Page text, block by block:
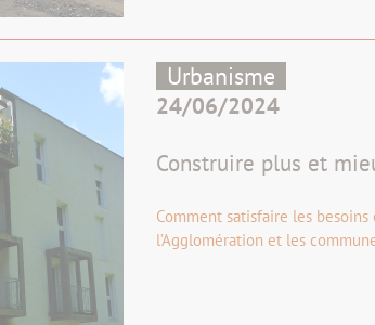
Urbanisme
24/06/2024
Construire plus et
Comment satisfaire les
l’Agglomération et les